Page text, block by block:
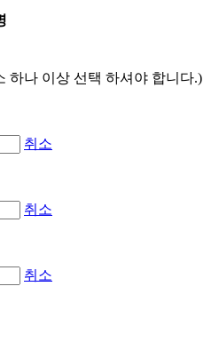
하나 이상 선택 하셔야 합니다.)
취소
취소
취소